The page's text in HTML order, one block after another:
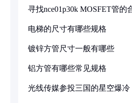
寻找nce01p30k MOSFET管的
电梯的尺寸有哪些规格
镀锌方管尺寸一般有哪些
铝方管有哪些常见规格
光线传媒参投三国的星空爆冷